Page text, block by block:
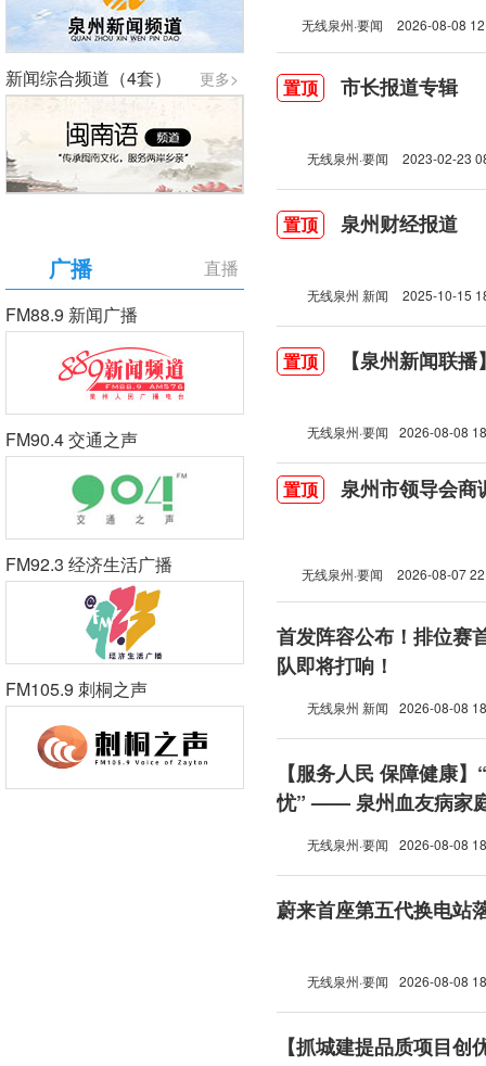
更多>
新闻综合频道（4套）
直播
广播
FM88.9 新闻广播
FM90.4 交通之声
FM92.3 经济生活广播
FM105.9 刺桐之声
无线泉州·要闻 2026-08-08
置顶 市长报道专辑
无线泉州·要闻 2023-02-23
置顶 泉州财经报道
无线泉州 新闻 2025-10-15
置顶 【泉州新闻联
无线泉州·要闻 2026-08-08
置顶 泉州市领导会商
无线泉州·要闻 2026-08-07
首发阵容公布！排位赛
队即将打响！
无线泉州 新闻 2026-08-08
【服务人民 保障健康
忧” —— 泉州血友病家
无线泉州·要闻 2026-08-08
蔚来首座第五代换电站
无线泉州·要闻 2026-08-08
【抓城建提品质项目创